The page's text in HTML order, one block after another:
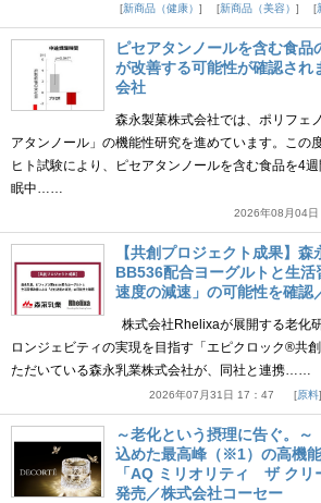
新商品（健康）
新商品（美容）
ピセアタンノールを含む食品
が改善する可能性が確認され
会社
森永製菓株式会社では、ポリフェ
アタンノール」の機能性研究を進めています。この
ヒト試験により、ピセアタンノールを含む食品を4
眠中……
2026年08月04日
【共創プロジェクト成果】
BB536配合ヨーグルトと生
速度の減速」の可能性を確
株式会社Rhelixaが展開する老化
ロンジェビティの実現を目指す「エピクロック®共
ただいている森永乳業株式会社が、同社と連携……
2026年07月31日 17：47 原料
～老化という摂理に告ぐ。
込めた最高峰（※1）の高機
「AQ ミリオリティ ザ クリ
発売／株式会社コーセー